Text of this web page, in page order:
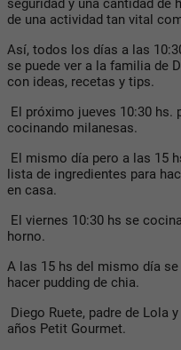
seguridad y una cantidad de
de una actividad tan vital
Así, todos los días a las
se puede ver a la familia de
con ideas, recetas y tips.
El próximo jueves 10:30 hs.
cocinando milanesas.
El mismo día pero a las 15
lista de ingredientes para
en casa.
El viernes 10:30 hs se
horno.
A las 15 hs del mismo día
hacer pudding de chia.
Diego Ruete, padre de Lola
años Petit Gourmet.